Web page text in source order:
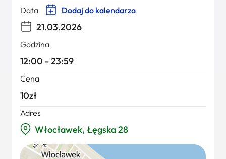
Data Dodaj do kalendarza
21.03.2026
Godzina
12:00 - 23:59
Cena
10zł
Adres
Włocławek, Łęgska 28